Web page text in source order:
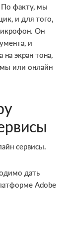
По факту, мы
и для того,
Он
и
на экран тона,
или онлайн
сервисы.
дать
Adobe